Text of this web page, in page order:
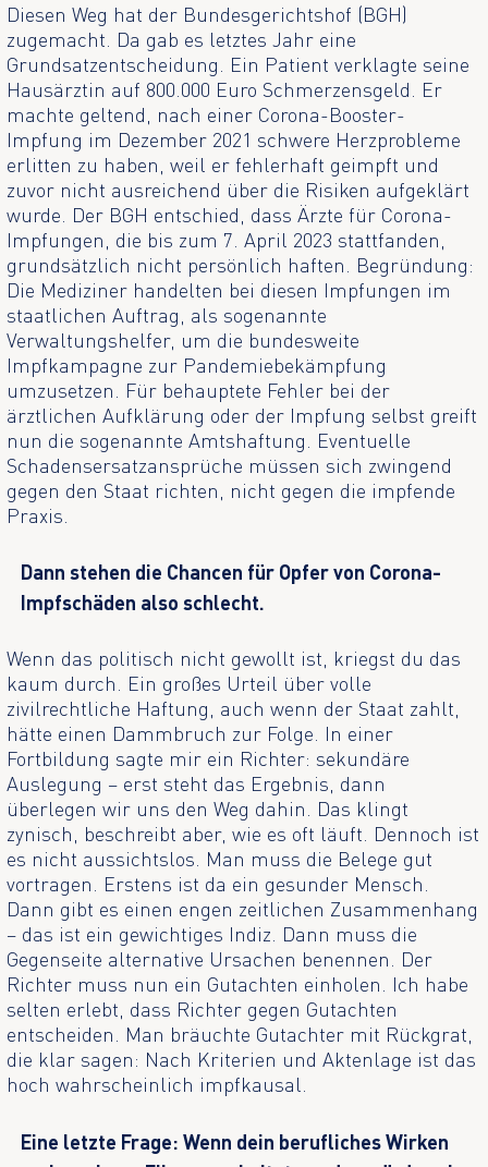
Diesen Weg hat der Bundesgerichtshof (BGH)
zugemacht. Da gab es letztes Jahr eine
Grundsatzentscheidung. Ein Patient verklagte seine
Hausärztin auf 800.000 Euro Schmerzensgeld. Er
machte geltend, nach einer Corona-Booster-
Impfung im Dezember 2021 schwere Herzprobleme
erlitten zu haben, weil er fehlerhaft geimpft und
zuvor nicht ausreichend über die Risiken aufgeklärt
wurde. Der BGH entschied, dass Ärzte für Corona-
Impfungen, die bis zum 7. April 2023 stattfanden,
grundsätzlich nicht persönlich haften. Begründung:
Die Mediziner handelten bei diesen Impfungen im
staatlichen Auftrag, als sogenannte
Verwaltungshelfer, um die bundesweite
Impfkampagne zur Pandemiebekämpfung
umzusetzen. Für behauptete Fehler bei der
ärztlichen Aufklärung oder der Impfung selbst greift
nun die sogenannte Amtshaftung. Eventuelle
Schadensersatzansprüche müssen sich zwingend
gegen den Staat richten, nicht gegen die impfende
Praxis.
Dann stehen die Chancen für Opfer von Corona-
Impfschäden also schlecht.
Wenn das politisch nicht gewollt ist, kriegst du das
kaum durch. Ein großes Urteil über volle
zivilrechtliche Haftung, auch wenn der Staat zahlt,
hätte einen Dammbruch zur Folge. In einer
Fortbildung sagte mir ein Richter: sekundäre
Auslegung – erst steht das Ergebnis, dann
überlegen wir uns den Weg dahin. Das klingt
zynisch, beschreibt aber, wie es oft läuft. Dennoch ist
es nicht aussichtslos. Man muss die Belege gut
vortragen. Erstens ist da ein gesunder Mensch.
Dann gibt es einen engen zeitlichen Zusammenhang
– das ist ein gewichtiges Indiz. Dann muss die
Gegenseite alternative Ursachen benennen. Der
Richter muss nun ein Gutachten einholen. Ich habe
selten erlebt, dass Richter gegen Gutachten
entscheiden. Man bräuchte Gutachter mit Rückgrat,
die klar sagen: Nach Kriterien und Aktenlage ist das
hoch wahrscheinlich impfkausal.
Eine letzte Frage: Wenn dein berufliches Wirken